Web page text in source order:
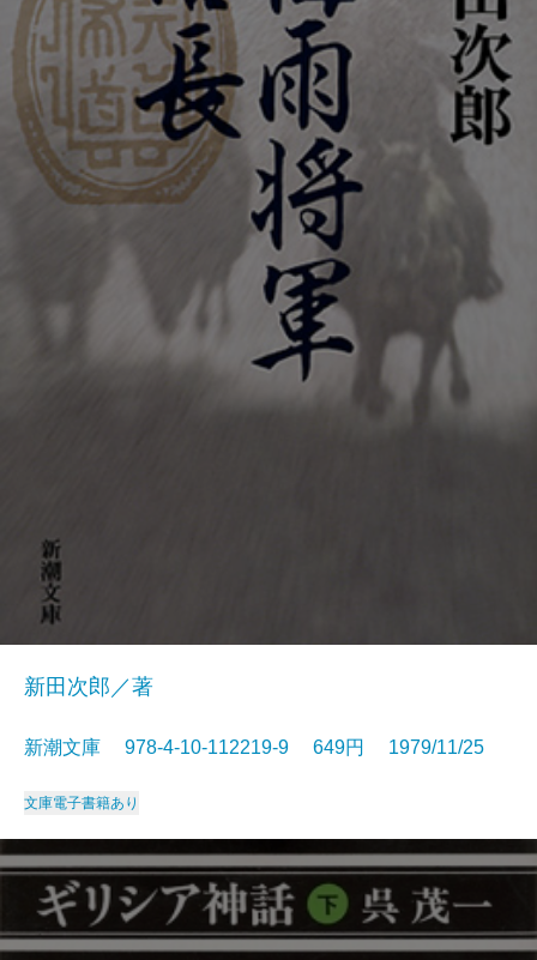
新田次郎／著
新潮文庫 978-4-10-112219-9 649円 1979/11/25
文庫電子書籍あり